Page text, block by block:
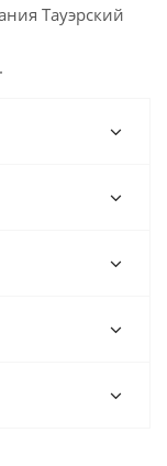
Тауэрский